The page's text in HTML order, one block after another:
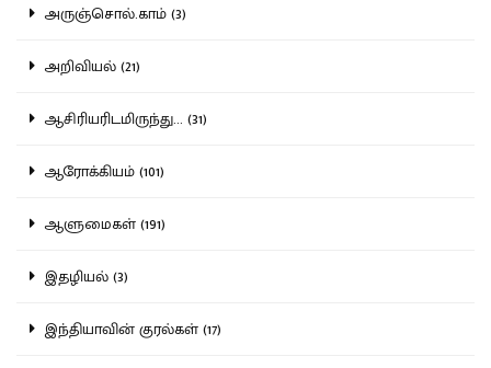
அருஞ்சொல்.காம் (3)
அறிவியல் (21)
ஆசிரியரிடமிருந்து... (31)
ஆரோக்கியம் (101)
ஆளுமைகள் (191)
இதழியல் (3)
இந்தியாவின் குரல்கள் (17)